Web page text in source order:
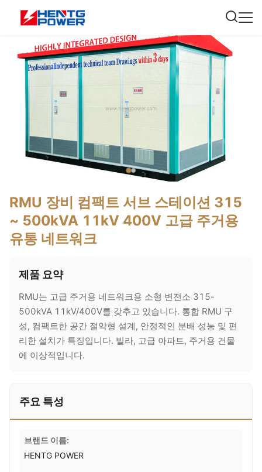
RMU 장비 컴팩트 서브 스테이션 315
~ 500kVA 11kV 400V 고급 주거용
유통 네트워크
제품 요약
RMU는 고급 주거용 네트워크용 소형 변전소 315-
500kVA 11kV/400V를 갖추고 있습니다. 통합 RMU 구
성, 컴팩트한 공간 절약형 설계, 안정적인 분배 성능 및 편
리한 설치가 특징입니다. 빌라, 고급 아파트, 주거용 건물
에 이상적입니다.
주요 특성
브랜드 이름:
HENTG POWER